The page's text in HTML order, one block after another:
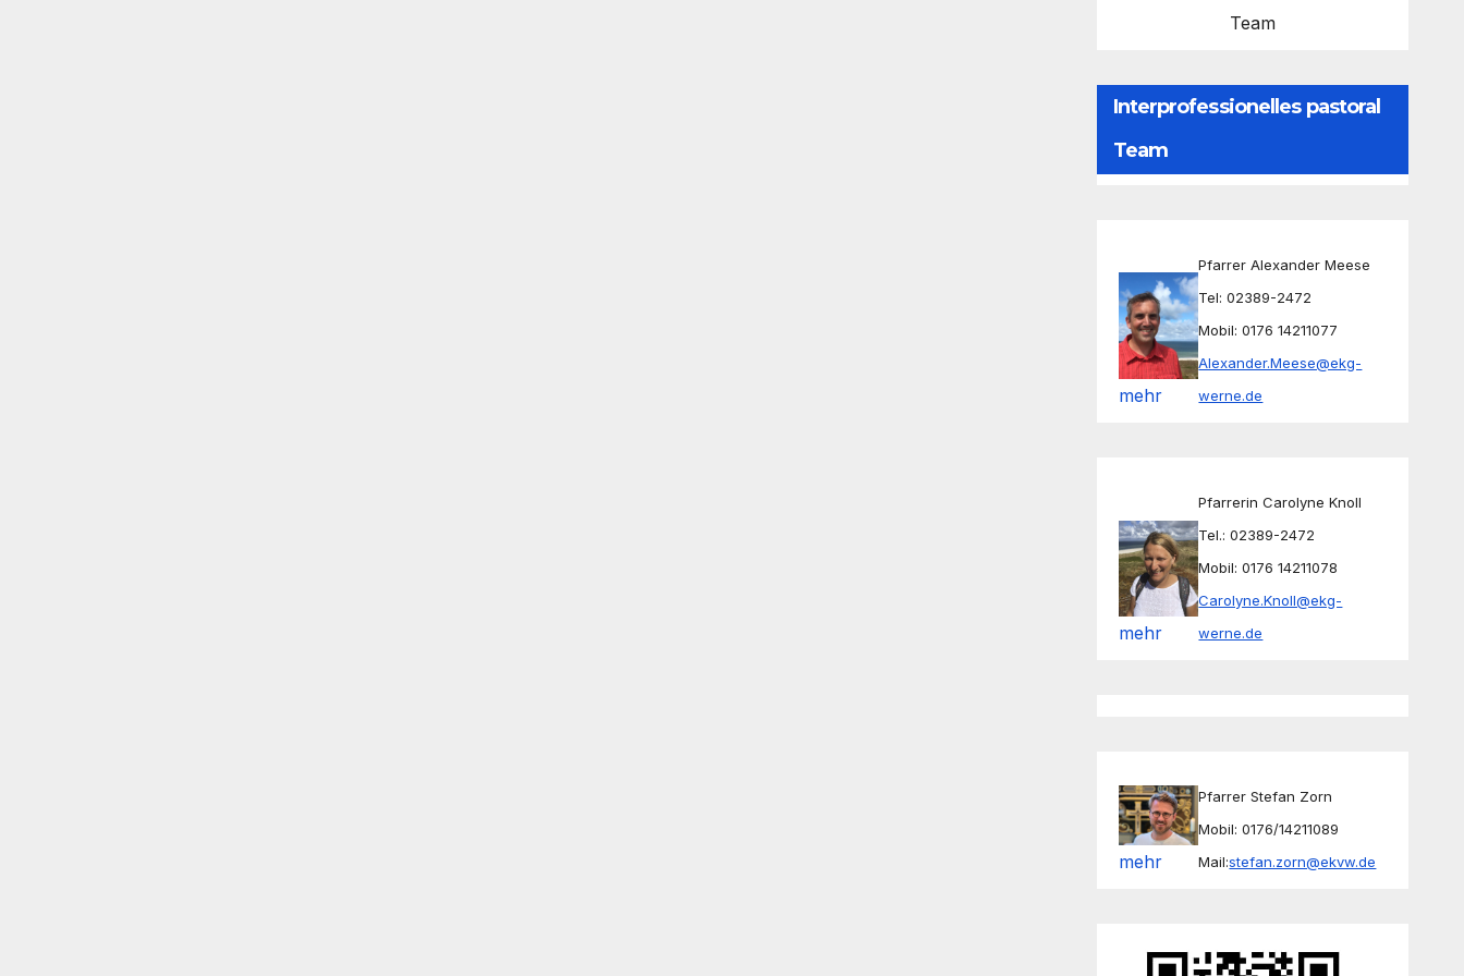
Team
Interprofessionelles pastoral
Team
mehr
Pfarrer Alexander Meese
Tel: 02389-2472
Mobil: 0176 14211077
Alexander.Meese@ekg-
werne.de
mehr
Pfarrerin Carolyne Knoll
Tel.: 02389-2472
Mobil: 0176 14211078
Carolyne.Knoll@ekg-
werne.de
mehr
Pfarrer Stefan Zorn
Mobil: 0176/14211089
Mail:stefan.zorn@ekvw.de